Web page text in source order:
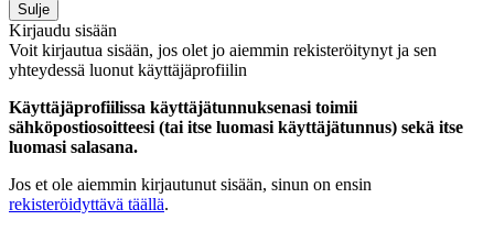
Sulje
Kirjaudu sisään
Voit kirjautua sisään, jos olet jo aiemmin rekisteröitynyt ja sen
yhteydessä luonut käyttäjäprofiilin
Käyttäjäprofiilissa käyttäjätunnuksenasi toimii
sähköpostiosoitteesi (tai itse luomasi käyttäjätunnus) sekä itse
luomasi salasana.
Jos et ole aiemmin kirjautunut sisään, sinun on ensin
rekisteröidyttävä täällä.